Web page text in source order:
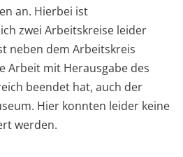
an. Hierbei ist
zwei Arbeitskreise leider
neben dem Arbeitskreis
Arbeit mit Herausgabe des
beendet hat, auch der
Hier konnten leider keine
werden.